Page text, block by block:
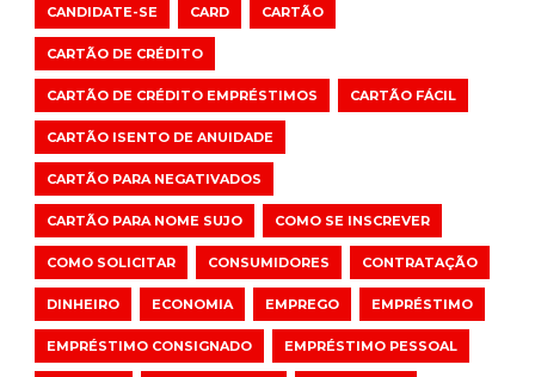
CANDIDATE-SE CARD CARTÃO
CARTÃO DE CRÉDITO
CARTÃO DE CRÉDITO EMPRÉSTIMOS CARTÃO FÁCIL
CARTÃO ISENTO DE ANUIDADE
CARTÃO PARA NEGATIVADOS
CARTÃO PARA NOME SUJO COMO SE INSCREVER
COMO SOLICITAR CONSUMIDORES CONTRATAÇÃO
DINHEIRO ECONOMIA EMPREGO EMPRÉSTIMO
EMPRÉSTIMO CONSIGNADO EMPRÉSTIMO PESSOAL